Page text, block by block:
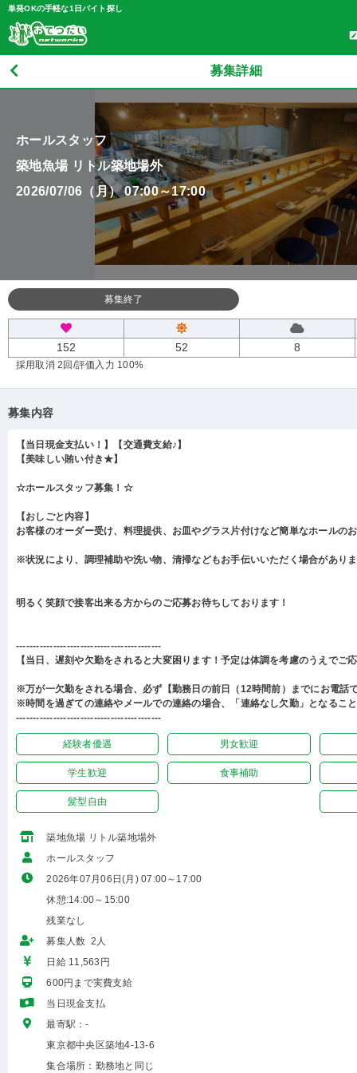
単発OKの手軽な1日バイト探し
募集詳細
ホールスタッフ
築地魚場 リトル築地場外
2026/07/06（月） 07:00～17:00
募集終了
152 52 8
採用取消 2回 /評価入力 100%
募集内容
【当日現金支払い！】【交通費支給♪】
【美味しい賄い付き★】
☆ホールスタッフ募集！☆
【おしごと内容】
お客様のオーダー受け、料理提供、お皿やグラス片付けなど簡単なホールの
※状況により、調理補助や洗い物、清掃などもお手伝いいただく場合があり
明るく笑顔で接客出来る方からのご応募お待ちしております！
-------------------------------------------
【当日、遅刻や欠勤をされると大変困ります！予定は体調を考慮のうえでご
※万が一欠勤をされる場合、必ず【勤務日の前日（12時間前）までにお電話
※時間を過ぎての連絡やメールでの連絡の場合、「連絡なし欠勤」となるこ
-------------------------------------------
経験者優遇 男女歓迎
学生歓迎 食事補助
髪型自由
築地魚場 リトル築地場外
ホールスタッフ
2026年07月06日(月) 07:00～17:00
休憩:14:00～15:00
残業なし
募集人数 2人
日給 11,563円
600円まで実費支給
当日現金支払
最寄駅：-
東京都中央区築地4-13-6
集合場所：勤務地と同じ